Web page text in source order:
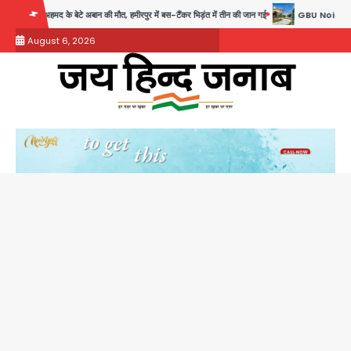
content
की मौत, हमीरपुर में बस-टैंकर भिड़ंत में तीन की जान गई GBU Noida AI Centre:
August 6, 2026